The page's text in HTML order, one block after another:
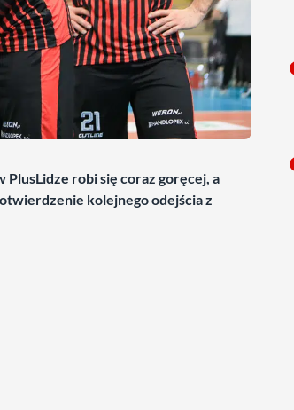
robi się coraz goręcej, a
kolejnego odejścia z